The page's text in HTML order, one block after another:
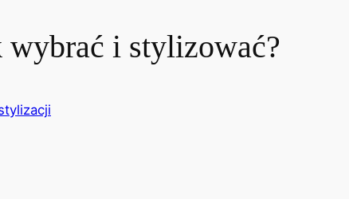
i stylizować?